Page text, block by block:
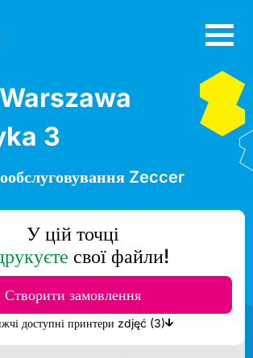
3
Zeccer
У цій точці
свої файли!
Створити замовлення
Показати найближчі доступні принтери zdjęć (3)